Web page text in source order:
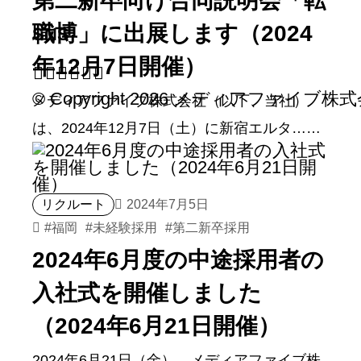
職博」に出展します（2024
年12月7日開催）
メディアファイブ株式会社（以下、当社）
は、2024年12月7日（土）に新宿エルタ……
リクルート
2024年7月5日
#福岡 #未経験採用 #第二新卒採用
2024年6月度の中途採用者の
入社式を開催しました
（2024年6月21日開催）
SNS
© Copyright 2026メディアファイブ株式